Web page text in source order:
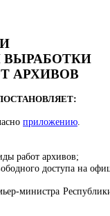
ВЫРАБОТКИ
АРХИВОВ
:
приложению.
работ архивов;
доступа на
министра